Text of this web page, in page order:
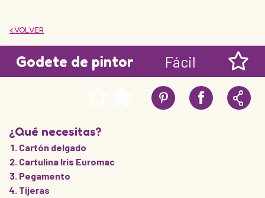
< VOLVER
Godete de pintor Fácil
¿Qué necesitas?
Cartón delgado
Cartulina Iris Euromac
Pegamento
Tijeras